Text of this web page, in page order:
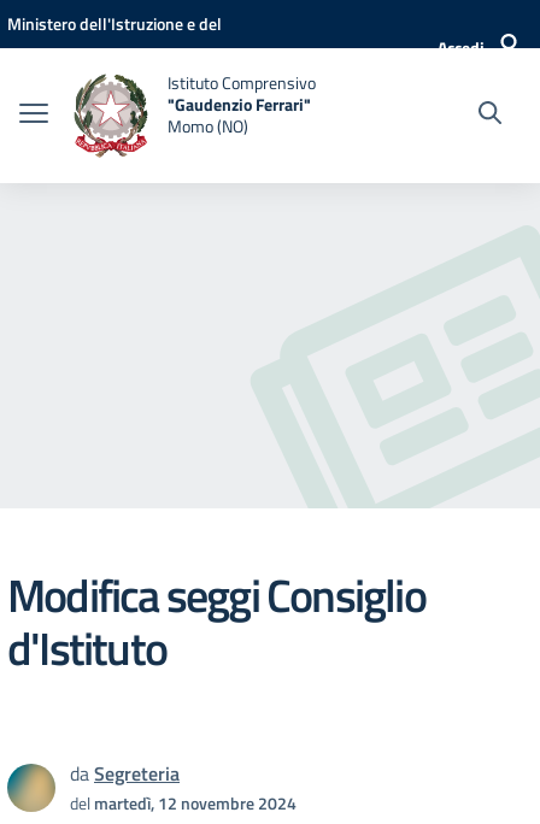
Vai ai contenuti
Vai al menu di navigazione
Vai al footer
Ministero dell'Istruzione e del
Accedi
Istituto Comprensivo
"Gaudenzio Ferrari"
Momo (NO)
Modifica seggi Consiglio
d'Istituto
daSegreteria
delmartedì, 12 novembre 2024